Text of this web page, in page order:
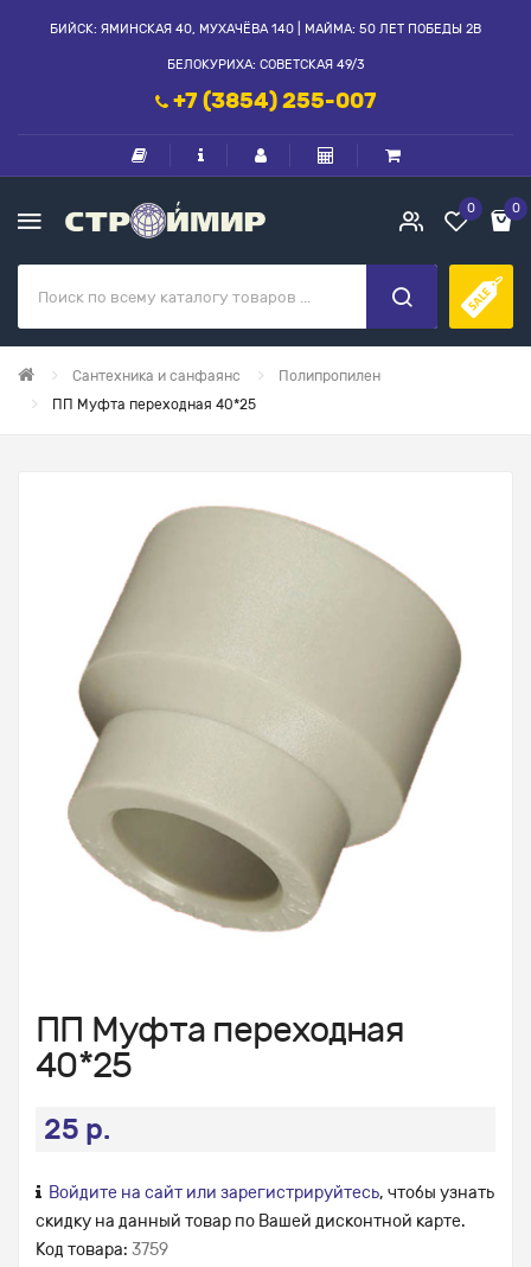
БИЙСК: ЯМИНСКАЯ 40, МУХАЧЁВА 140 | МАЙМА: 50 ЛЕТ ПОБЕДЫ 2В
БЕЛОКУРИХА: СОВЕТСКАЯ 49/3
+7 (3854) 255-007
0 0
Сантехника и санфаянс
Полипропилен
ПП Муфта переходная 40*25
ПП Муфта переходная
40*25
25 р.
Войдите на сайт или зарегистрируйтесь, чтобы узнать
скидку на данный товар по Вашей дисконтной карте.
Код товара: 3759